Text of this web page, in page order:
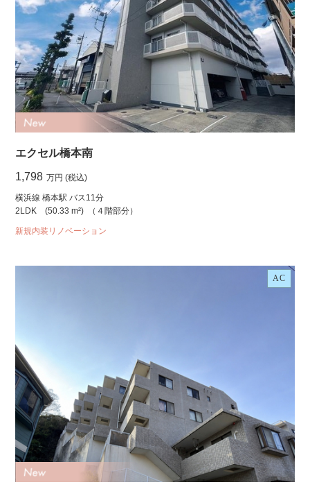
エクセル橋本南
1,798 万円 (税込)
横浜線 橋本駅 バス11分
2LDK
(50.33 m²) （４階部分）
新規内装リノベーション
AC